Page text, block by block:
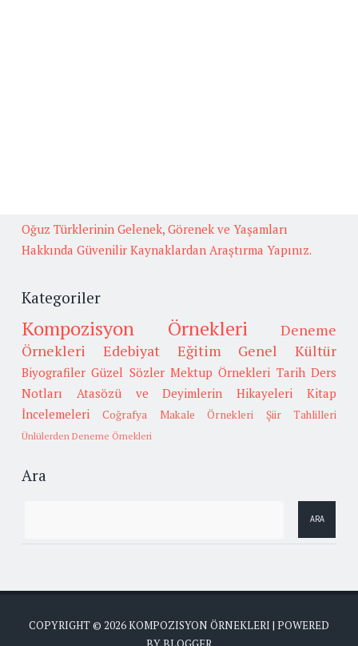
Oğuz Türklerinin Gelenek, Görenek ve Yaşamları
Hakkında Güvenilir Kaynaklardan Araştırma Yapınız.
Kategoriler
Kompozisyon Örnekleri
Deneme
Örnekleri
Edebiyat Eğitim Genel Kültür
Biyografiler Güzel Sözler Mektup Örnekleri Tarih Ders
Notları
Atasözü ve Deyimlerin Hikayeleri
Kitap
İncelemeleri
Coğrafya Makale Örnekleri Şiir Tahlilleri
Ünlülerden Deneme Örnekleri
Ara
COPYRIGHT © 2026KOMPOZISYON ÖRNEKLERI | POWERED